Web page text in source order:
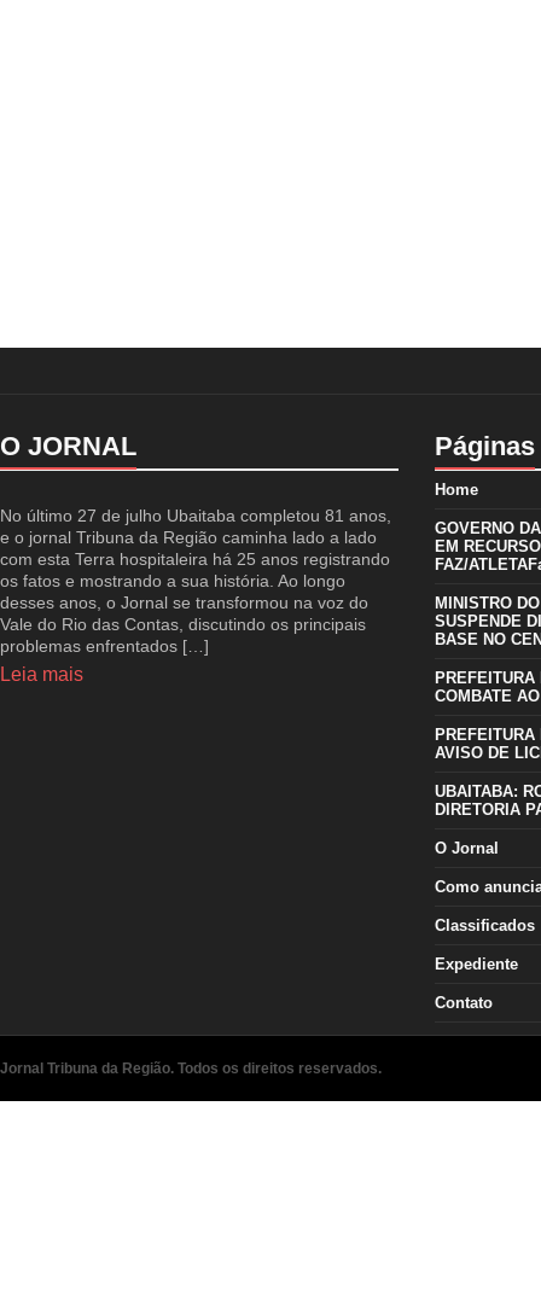
O JORNAL
No último 27 de julho Ubaitaba completou 81 anos,
e o jornal Tribuna da Região caminha lado a lado
com esta Terra hospitaleira há 25 anos registrando
os fatos e mostrando a sua história. Ao longo
desses anos, o Jornal se transformou na voz do
Vale do Rio das Contas, discutindo os principais
problemas enfrentados […]
Leia mais
Páginas
Home
GOVERNO
EM
FAZ/
MINISTRO
SUSPENDE
BASE NO
COMBATE
AVISO DE
UBAITABA:
DIRETORIA
O Jornal
Como
Classificados
Expediente
Contato
Jornal Tribuna da Região. Todos os direitos reservados.